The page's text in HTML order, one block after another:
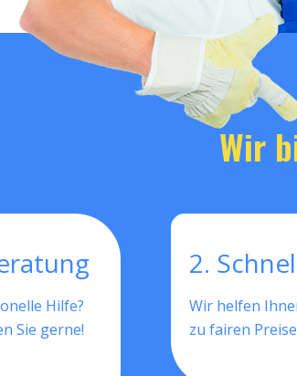
Wir
Hilfe?
Sie gerne!
2.
Wir helfen
zu fairen